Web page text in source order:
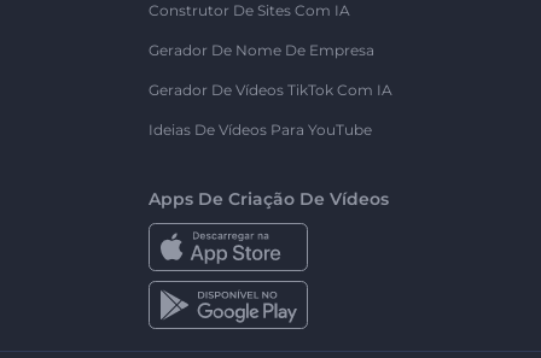
Construtor De Sites Com IA
Gerador De Nome De Empresa
Gerador De Vídeos TikTok Com IA
Ideias De Vídeos Para YouTube
Apps De Criação De Vídeos